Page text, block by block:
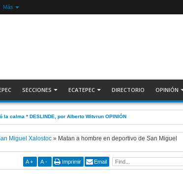
Más
SECCIONES ECATEPEC DIRECTORIO OPINIÓN
Nacional de Reforestación: presidenta Sheinbaum +Video INFORMATIVA
Miguel Xalostoc» Matan a hombre en deportivo de San Miguel
A + A - Imprimir Email